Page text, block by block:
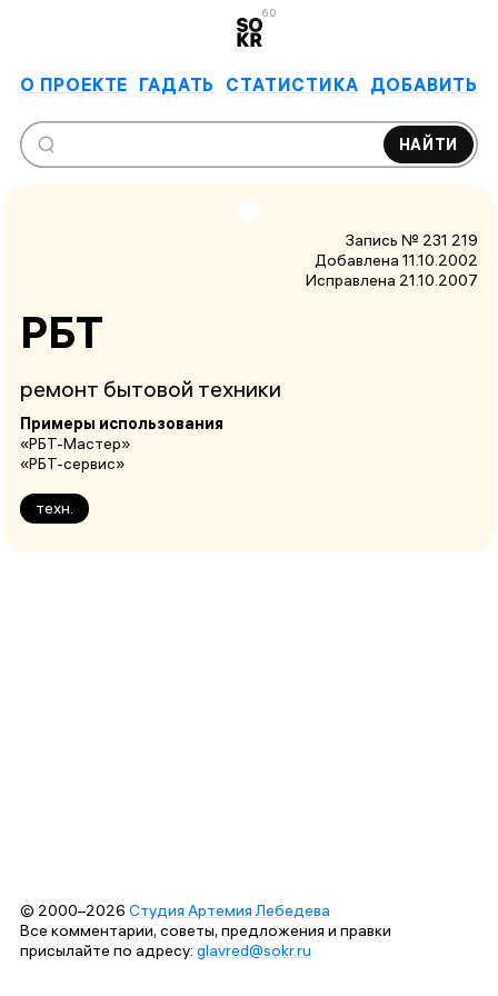
6.0
О ПРОЕКТЕ ГАДАТЬ СТАТИСТИКА ДОБАВИТЬ
НАЙТИ
Запись № 231 219
Добавлена 11.10.2002
Исправлена 21.10.2007
РБТ
ремонт бытовой техники
Примеры использования
«РБТ-Мастер»
«РБТ-сервис»
техн.
© 2000–2026 Студия Артемия Лебедева
Все комментарии, советы, предложения и правки
присылайте по адресу: glavred@sokr.ru